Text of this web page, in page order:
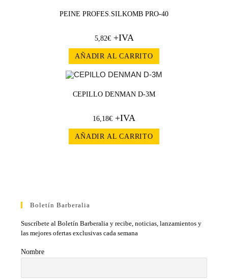
Boletín Barberalia
Suscríbete al Boletín Barberalia y recibe, noticias, lanzamientos y
las mejores ofertas exclusivas cada semana
Nombre
PEINE PROFES.SILKOMB PRO-40
5,82€+IVA
AÑADIR AL CARRITO
CEPILLO DENMAN D-3M
16,18€ +IVA
AÑADIR AL CARRITO